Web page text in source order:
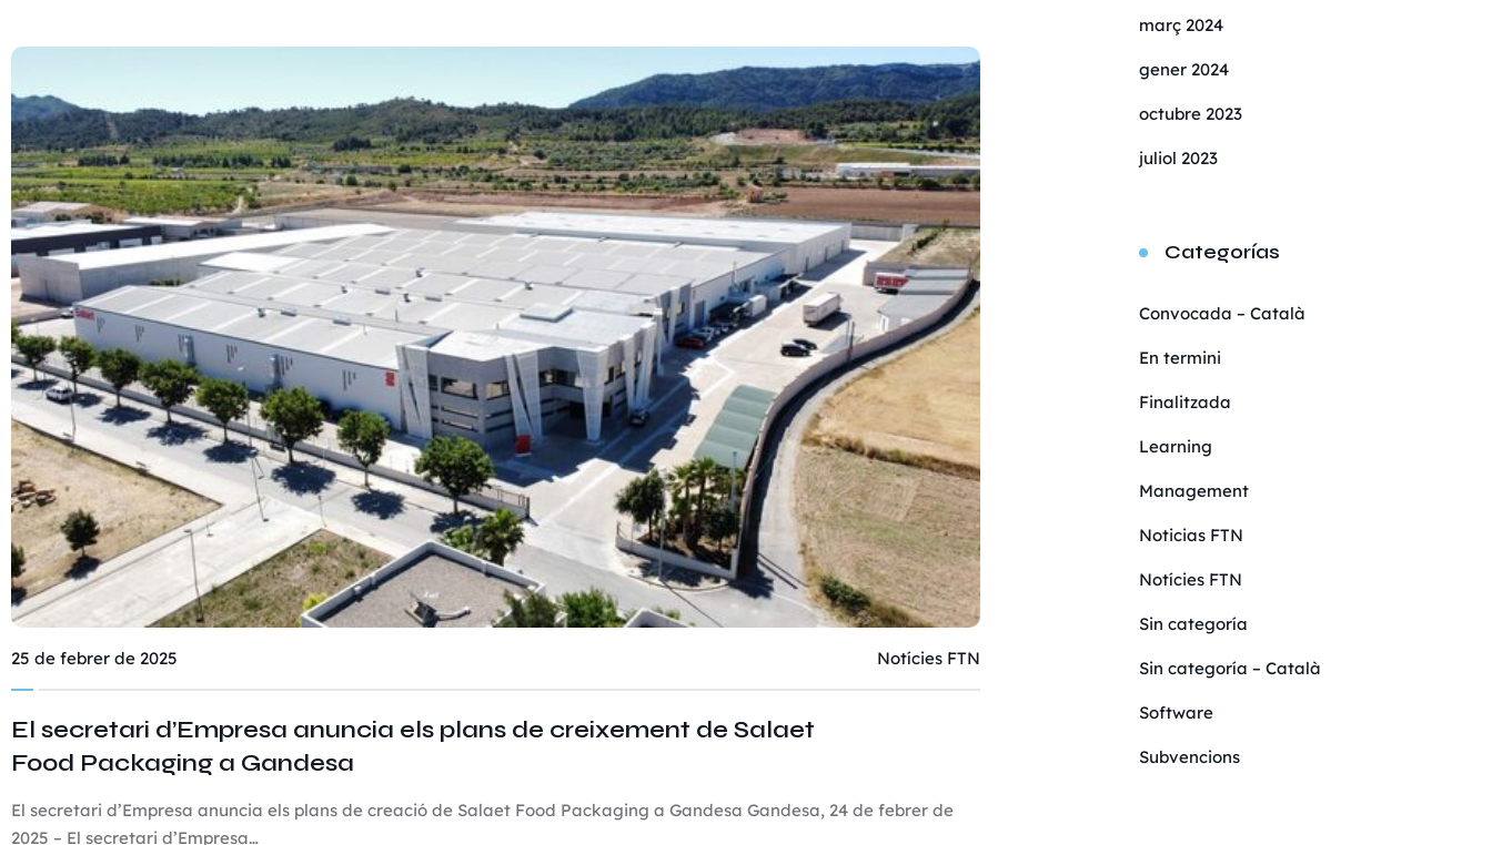
25 de febrer de 2025 Notícies FTN
El secretari d’Empresa anuncia els plans de creixement de Salaet
Food Packaging a Gandesa
El secretari d’Empresa anuncia els plans de creació de Salaet Food Packaging a Gandesa Gandesa, 24 de febrer de
2025 – El secretari d’Empresa…
març 2024
gener 2024
octubre 2023
juliol 2023
Categorías
Convocada – Català
En termini
Finalitzada
Learning
Management
Noticias FTN
Notícies FTN
Sin categoría
Sin categoría – Català
Software
Subvencions